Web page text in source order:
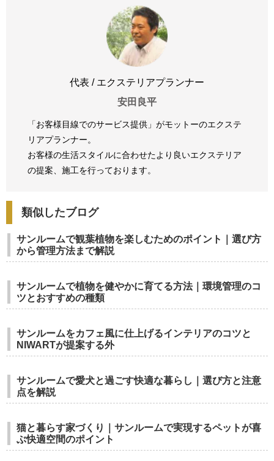
代表 / エクステリアプランナー
安田良平
「お客様目線でのサービス提供」がモットーのエクステ
リアプランナー。
お客様の生活スタイルに合わせたより良いエクステリア
の提案、 施工を行っております。
類似したブログ
サンルームで観葉植物を楽しむためのポイント｜選び方
から管理方法まで解説
サンルームで植物を健やかに育てる方法｜環境管理のコ
ツとおすすめの種類
サンルームをカフェ風に仕上げるインテリアのコツと
NIWARTが提案する外
サンルームで愛犬と過ごす快適な暮らし｜選び方と注意
点を解説
猫と暮らす家づくり｜サンルームで実現するペットが喜
ぶ快適空間のポイント